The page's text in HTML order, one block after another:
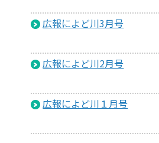
広報によど川3月号
広報によど川2月号
広報によど川１月号